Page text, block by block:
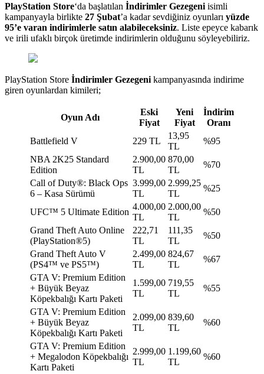
PlayStation Store‘da başlatılan İndirimler Gezegeni isimli
kampanyayla birlikte 27 Şubat’a kadar sevdiğiniz oyunları yüzde
95’e varan indirimlerle satın alabileceksiniz. Liste epeyce kabarık
ve irili ufaklı birçok üretimde indirimlerin olduğunu söyleyebiliriz.
PlayStation Store İndirimler Gezegeni kampanyasında indirime
giren oyunlardan kimileri;
Oyun Adı
Eski
Fiyat
Yeni
Fiyat
İndirim
Oranı
Battlefield V
229 TL
13,95
TL
%95
NBA 2K25 Standard
Edition
2.900,00
TL
870,00
TL
%70
Call of Duty®: Black Ops
6 – Kasa Sürümü
3.999,00
TL
2.999,25
TL
%25
UFC™ 5 Ultimate Edition
4.000,00
TL
2.000,00
TL
%50
Grand Theft Auto Online
(PlayStation®5)
222,71
TL
111,35
TL
%50
Grand Theft Auto V
(PS4™ ve PS5™)
2.499,00
TL
824,67
TL
%67
GTA V: Premium Edition
+ Büyük Beyaz
Köpekbalığı Kartı Paketi
1.599,00
TL
719,55
TL
%55
GTA V: Premium Edition
+ Büyük Beyaz
Köpekbalığı Kartı Paketi
2.099,00
TL
839,60
TL
%60
GTA V: Premium Edition
+ Megalodon Köpekbalığı
Kartı Paketi
2.999,00
TL
1.199,60
TL
%60